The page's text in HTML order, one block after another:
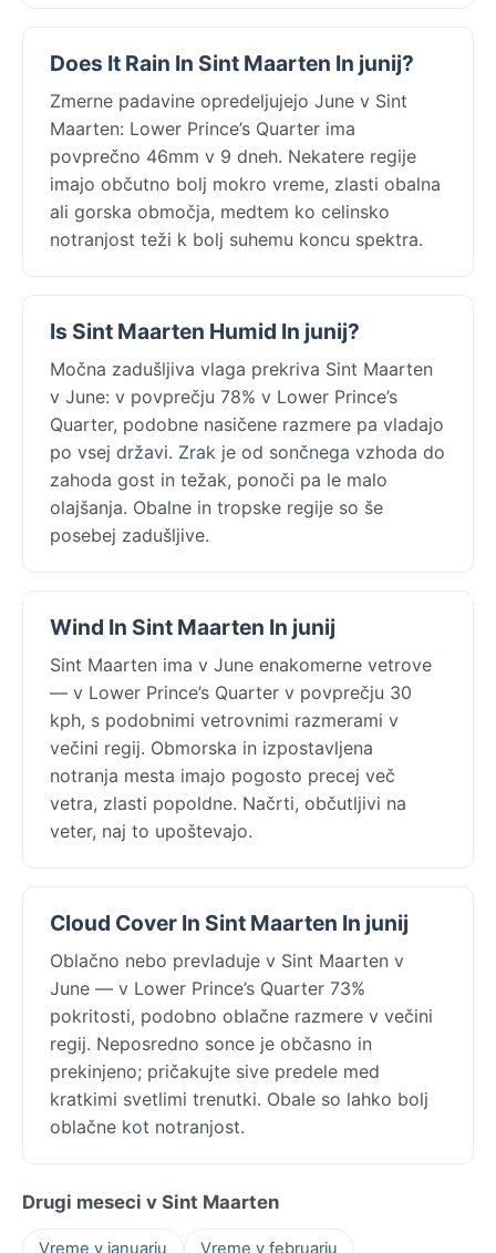
Does It Rain In Sint Maarten In junij?
Zmerne padavine opredeljujejo June v Sint
Maarten: Lower Prince’s Quarter ima
povprečno 46mm v 9 dneh. Nekatere regije
imajo občutno bolj mokro vreme, zlasti obalna
ali gorska območja, medtem ko celinsko
notranjost teži k bolj suhemu koncu spektra.
Is Sint Maarten Humid In junij?
Močna zadušljiva vlaga prekriva Sint Maarten
v June: v povprečju 78% v Lower Prince’s
Quarter, podobne nasičene razmere pa vladajo
po vsej državi. Zrak je od sončnega vzhoda do
zahoda gost in težak, ponoči pa le malo
olajšanja. Obalne in tropske regije so še
posebej zadušljive.
Wind In Sint Maarten In junij
Sint Maarten ima v June enakomerne vetrove
— v Lower Prince’s Quarter v povprečju 30
kph, s podobnimi vetrovnimi razmerami v
večini regij. Obmorska in izpostavljena
notranja mesta imajo pogosto precej več
vetra, zlasti popoldne. Načrti, občutljivi na
veter, naj to upoštevajo.
Cloud Cover In Sint Maarten In junij
Oblačno nebo prevladuje v Sint Maarten v
June — v Lower Prince’s Quarter 73%
pokritosti, podobno oblačne razmere v večini
regij. Neposredno sonce je občasno in
prekinjeno; pričakujte sive predele med
kratkimi svetlimi trenutki. Obale so lahko bolj
oblačne kot notranjost.
Drugi meseci v Sint Maarten
Vreme v januarju Vreme v februarju